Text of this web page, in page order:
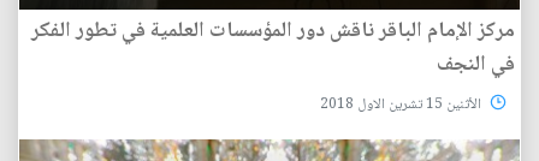
مركز الإمام الباقر ناقش دور المؤسسات العلمية في تطور الفكر
في النجف
الأثنين 15 تشرين الاول 2018